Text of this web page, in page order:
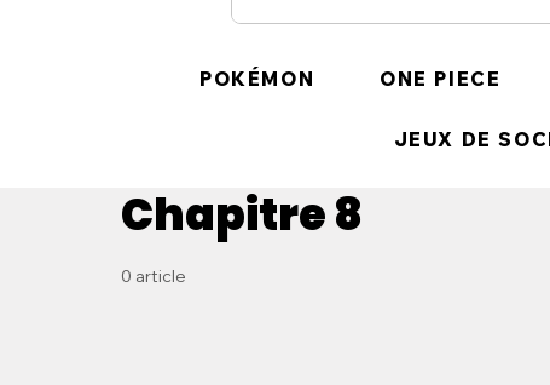
POKÉMON ONE PIECE
JEUX DE
Chapitre 8
0 article